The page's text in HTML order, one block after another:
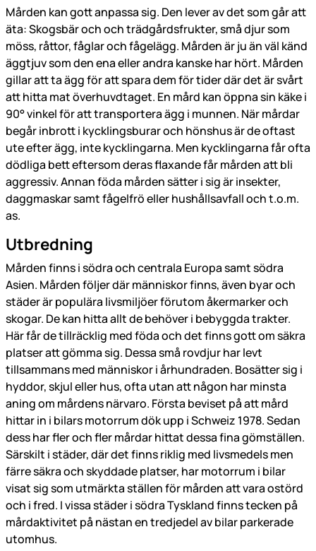
Mården kan gott anpassa sig. Den lever av det som går att
äta: Skogsbär och och trädgårdsfrukter, små djur som
möss, råttor, fåglar och fågelägg. Mården är ju än väl känd
äggtjuv som den ena eller andra kanske har hört. Mården
gillar att ta ägg för att spara dem för tider där det är svårt
att hitta mat överhuvdtaget. En mård kan öppna sin käke i
90° vinkel för att transportera ägg i munnen. När mårdar
begår inbrott i kycklingsburar och hönshus är de oftast
ute efter ägg, inte kycklingarna. Men kycklingarna får ofta
dödliga bett eftersom deras flaxande får mården att bli
aggressiv. Annan föda mården sätter i sig är insekter,
daggmaskar samt fågelfrö eller hushållsavfall och t.o.m.
as.
Utbredning
Mården finns i södra och centrala Europa samt södra
Asien. Mården följer där människor finns, även byar och
städer är populära livsmiljöer förutom åkermarker och
skogar. De kan hitta allt de behöver i bebyggda trakter.
Här får de tillräcklig med föda och det finns gott om säkra
platser att gömma sig. Dessa små rovdjur har levt
tillsammans med människor i århundraden. Bosätter sig i
hyddor, skjul eller hus, ofta utan att någon har minsta
aning om mårdens närvaro. Första beviset på att mård
hittar in i bilars motorrum dök upp i Schweiz 1978. Sedan
dess har fler och fler mårdar hittat dessa fina gömställen.
Särskilt i städer, där det finns riklig med livsmedels men
färre säkra och skyddade platser, har motorrum i bilar
visat sig som utmärkta ställen för mården att vara ostörd
och i fred. I vissa städer i södra Tyskland finns tecken på
mårdaktivitet på nästan en tredjedel av bilar parkerade
utomhus.